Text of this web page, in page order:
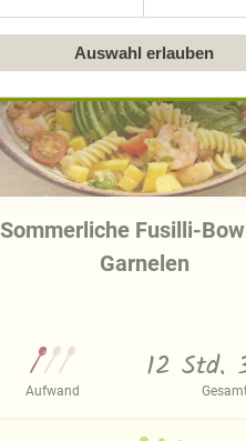
Auswahl erlauben
Sommerliche Fusilli-
Garnelen
Aufwand
12 Std.